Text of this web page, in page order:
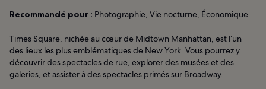
Recommandé pour : Photographie, Vie nocturne, Économique
Times Square, nichée au cœur de Midtown Manhattan, est l’un
des lieux les plus emblématiques de New York. Vous pourrez y
découvrir des spectacles de rue, explorer des musées et des
galeries, et assister à des spectacles primés sur Broadway.